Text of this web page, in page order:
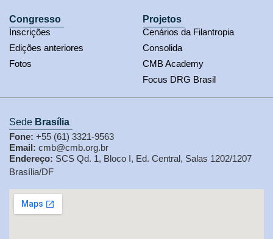
Congresso
Inscrições
Edições anteriores
Fotos
Projetos
Cenários da Filantropia
Consolida
CMB Academy
Focus DRG Brasil
Sede Brasília
Fone: +55 (61) 3321-9563
Email: cmb@cmb.org.br
Endereço: SCS Qd. 1, Bloco I, Ed. Central, Salas 1202/1207
Brasília/DF